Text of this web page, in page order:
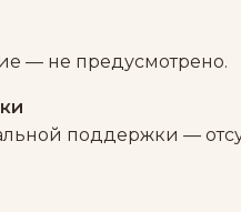
— не предусмотрено.
поддержки —